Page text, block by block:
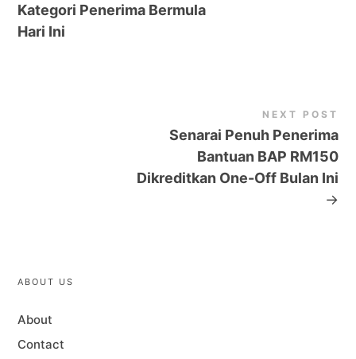
Kategori Penerima Bermula
Hari Ini
NEXT POST
Senarai Penuh Penerima
Bantuan BAP RM150
Dikreditkan One-Off Bulan Ini
→
ABOUT US
About
Contact